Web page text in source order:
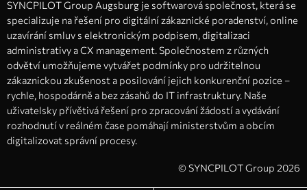
SYNCPILOT Group Augsburg je softwarová společnost, která se
specializuje na řešení pro digitální zákaznické poradenství, online
uzavírání smluv s elektronickým podpisem, digitalizaci
administrativy a CX management. Společnostem z různých
odvětví umožňujeme vytvářet podmínky pro udržitelnou
zákaznickou zkušenost a posilování jejich konkurenční pozice –
rychle, hospodárně a bez zásahů do IT infrastruktury. Naše
uživatelsky přívětivá řešení pro zpracování žádostí a vydávání
rozhodnutí v reálném čase pomáhají ministerstvům a obcím
digitalizovat správní procesy.
© SYNCPILOT Group 2026